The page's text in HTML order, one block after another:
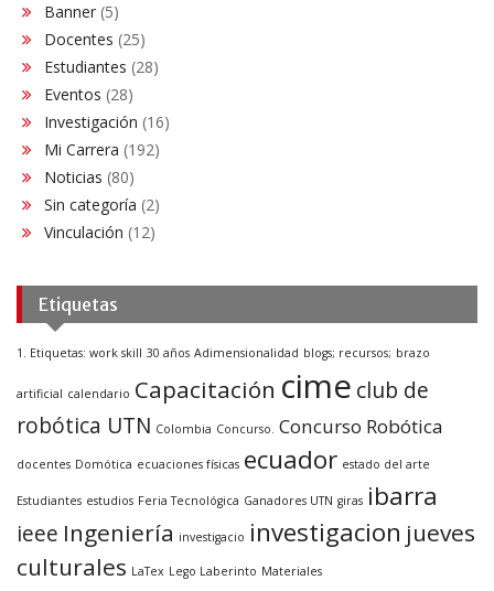
Banner (5)
Docentes (25)
Estudiantes (28)
Eventos (28)
Investigación (16)
Mi Carrera (192)
Noticias (80)
Sin categoría (2)
Vinculación (12)
Etiquetas
1. Etiquetas: work skill 30 años Adimensionalidad blogs; recursos; brazo
artificial calendario Capacitación cime club de
robótica UTN Colombia Concurso. Concurso Robótica
docentes Domótica ecuaciones físicas ecuador estado del arte
Estudiantes estudios Feria Tecnológica Ganadores UTN giras ibarra
ieee Ingeniería investigacio investigacion jueves
culturales LaTex Lego Laberinto Materiales